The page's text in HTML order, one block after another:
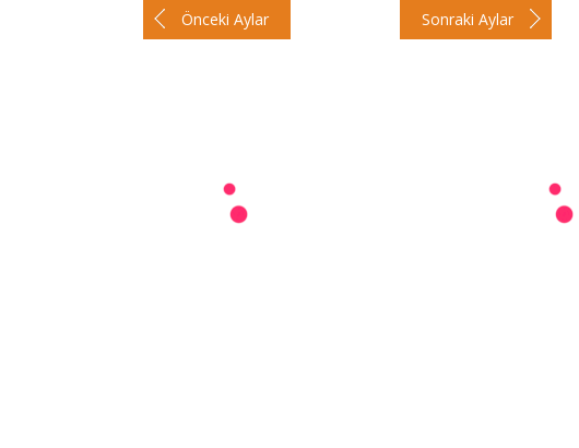
Önceki Aylar Sonraki Aylar